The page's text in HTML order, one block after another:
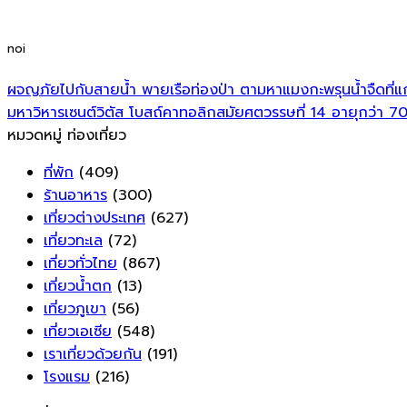
noi
ผจญภัยไปกับสายน้ำ พายเรือท่องป่า ตามหาแมงกะพรุนน้ำจืดที่แ
มหาวิหารเซนต์วิตัส โบสถ์คาทอลิกสมัยศตวรรษที่ 14 อายุกว่า
หมวดหมู่ ท่องเที่ยว
ที่พัก (409)
ร้านอาหาร (300)
เที่ยวต่างประเทศ (627)
เที่ยวทะเล (72)
เที่ยวทั่วไทย (867)
เที่ยวน้ำตก (13)
เที่ยวภูเขา (56)
เที่ยวเอเซีย (548)
เราเที่ยวด้วยกัน (191)
โรงแรม (216)